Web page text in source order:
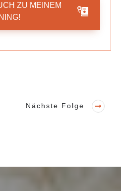
ZU MEINEM
Nächste Folge